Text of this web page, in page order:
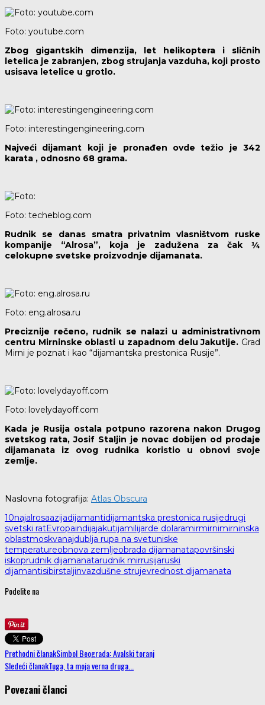
Foto: youtube.com
Zbog gigantskih dimenzija, let helikoptera i sličnih
letelica je zabranjen, zbog strujanja vazduha, koji prosto
usisava letelice u grotlo.
Foto: interestingengineering.com
Najveći dijamant koji je pronađen ovde težio je 342
karata , odnosno 68 grama.
Foto: techeblog.com
Rudnik se danas smatra privatnim vlasništvom ruske
kompanije “Alrosa”, koja je zadužena za čak ¼
celokupne svetske proizvodnje dijamanata.
Foto: eng.alrosa.ru
Preciznije rečeno, rudnik se nalazi u administrativnom
centru Mirninske oblasti u zapadnom delu Jakutije. Grad
Mirni je poznat i kao “dijamantska prestonica Rusije”.
Foto: lovelydayoff.com
Kada je Rusija ostala potpuno razorena nakon Drugog
svetskog rata, Josif Staljin je novac dobijen od prodaje
dijamanata iz ovog rudnika koristio u obnovi svoje
zemlje.
Naslovna fotografija: Atlas Obscura
10najalrosaazijadijamantidijamantska prestonica rusijedrugi
svetski ratEvropaindijajakutijamilijarde dolaramirmirnimirninska
oblastmoskvanajdublja rupa na svetuniske
temperatureobnova zemljeobrada dijamanatapovršinski
iskoprudnik dijamanatarudnik mirrusijaruski
dijamantisibirstaljinvazdušne strujevrednost dijamanata
Podelite na
Prethodni članakSimbol Beograda: Avalski toranj
Sledeći članakTuga, ta moja verna druga...
Povezani članci